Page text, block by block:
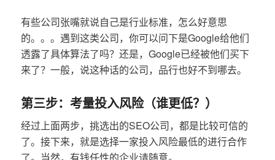
有些公司张嘴就说自己是行业标准，怎么好意思
的。。。遇到这类公司，你可以问下是Google给他们
透露了具体算法了吗？还是，Google已经被他们买下
来了？一般，说这种话的公司，品行也好不到哪去。
第三步：考量投入风险（谁更低？）
经过上面两步，挑选出的SEO公司，都是比较可信的
了。接下来，就是选择一家投入风险最低的进行合作